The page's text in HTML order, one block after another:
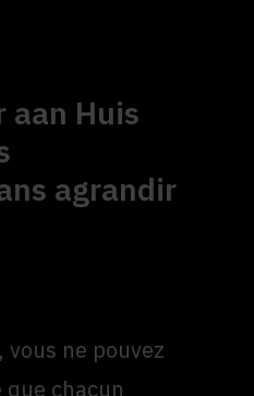
aan Huis
agrandir
vous ne pouvez
chacun